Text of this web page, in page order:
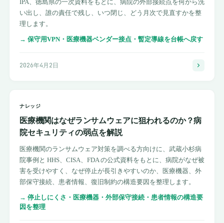
IPA、徳島県の一次資料をもとに、病院の外部接続点を何から洗
い出し、誰の責任で残し、いつ閉じ、どう月次で見直すかを整
理します。
→ 保守用VPN・医療機器ベンダー接点・暫定導線を台帳へ戻す
2026年4月2日
ナレッジ
医療機関はなぜランサムウェアに狙われるのか？病
院セキュリティの弱点を解説
医療機関のランサムウェア対策を調べる方向けに、武蔵小杉病
院事例と HHS、CISA、FDA の公式資料をもとに、病院がなぜ被
害を受けやすく、なぜ停止が長引きやすいのか、医療機器、外
部保守接続、患者情報、復旧制約の構造要因を整理します。
→ 停止しにくさ・医療機器・外部保守接続・患者情報の構造要
因を整理